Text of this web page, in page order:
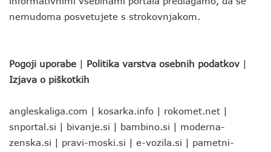
nemudoma posvetujete s strokovnjakom.
Pogoji uporabe | Politika varstva osebnih podatkov |
Izjava o piškotkih
angleskaliga.com | kosarka.info | rokomet.net |
snportal.si | bivanje.si | bambino.si | moderna-
zenska.si | pravi-moski.si | e-vozila.si | pametni-